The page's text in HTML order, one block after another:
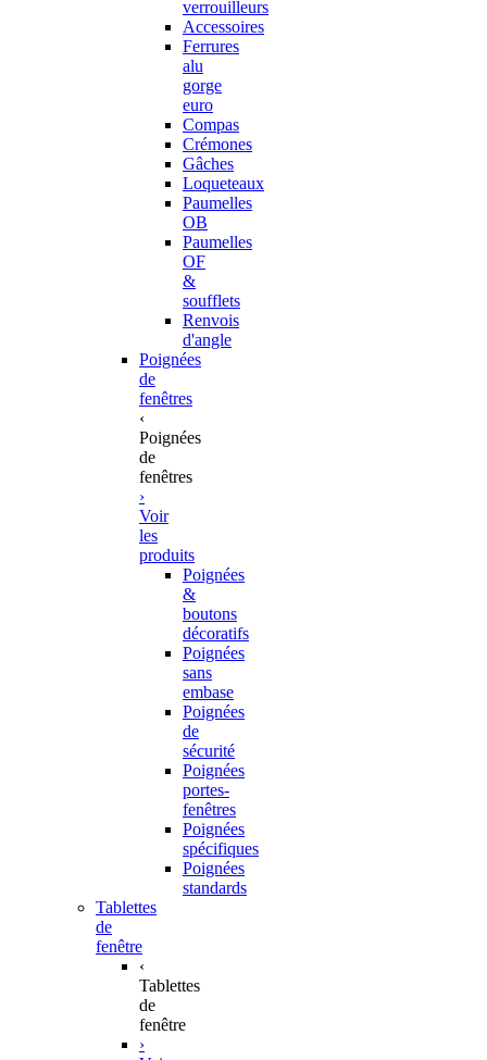
verrouilleurs
Accessoires
Ferrures
alu
gorge
euro
Compas
Crémones
Gâches
Loqueteaux
Paumelles
OB
Paumelles
OF
&
soufflets
Renvois
d'angle
Poignées
de
fenêtres
‹
Poignées
de
fenêtres
›
Voir
les
produits
Poignées
&
boutons
décoratifs
Poignées
sans
embase
Poignées
de
sécurité
Poignées
portes-
fenêtres
Poignées
spécifiques
Poignées
standards
Tablettes
de
fenêtre
‹
Tablettes
de
fenêtre
›